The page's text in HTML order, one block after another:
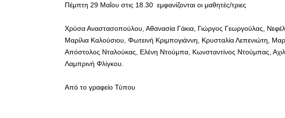
Πέμπτη 29 Μαΐου στις 18.30 εμφανίζονται οι μαθητές/τριες
Χρύσα Αναστασοπούλου, Αθανασία Γάκια, Γιώργος Γεωργούλας,
Μαρίλια Καλούσιου, Φωτεινή Κριμπογιάννη, Κρυσταλία Λεπενιώτη,
Απόστολος Νταλούκας, Ελένη Ντούμπα, Κωνσταντίνος Ντούμπας,
Λαμπρινή Φλίγκου.
Από το γραφείο Τύπου